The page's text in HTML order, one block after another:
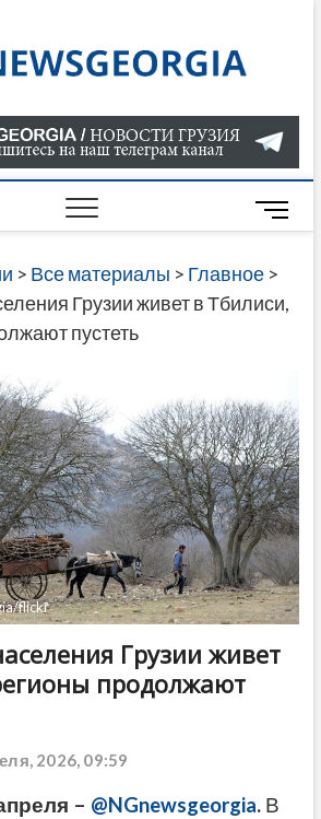
О
В
ГРУЗИИ
САЙТЕ
M
e
n
u
t
o
n
> Все материалы > Главное>
Грузии живет в Тбилиси,
пустеть
flickr
Грузии живет
продолжают
2026, 09:59
– @NGnewsgeorgia.В